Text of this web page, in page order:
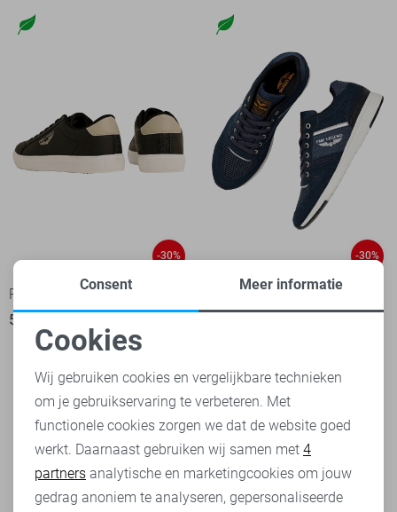
-30%
PME legend Sneaker
56,00
-30%
PME legend Sneaker
Noodzakelijke cookies
Personalisatie cookies
Analytische cookies
Marketing cookies
Consent Meer informatie
Cookies
Wij gebruiken cookies en vergelijkbare technieken
om je gebruikservaring te verbeteren. Met
functionele cookies zorgen we dat de website goed
werkt. Daarnaast gebruiken wij samen met 4
partners analytische en marketingcookies om jouw
gedrag anoniem te analyseren, gepersonaliseerde